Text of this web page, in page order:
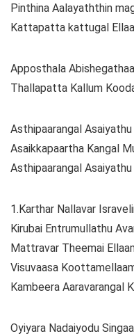
Pinthina Aalayaththin
Kattapatta kattugal
Apposthala
Thallapatta Kallum
Asthipaarangal
Asaikkapaartha Kangal
Asthipaarangal Asaiyathu
1.Karthar Nallavar
Kirubai Entrumullathu
Mattravar Theemai
Visuvaasa
Kambeera Aaravarangal
Oyiyara Nadaiyodu